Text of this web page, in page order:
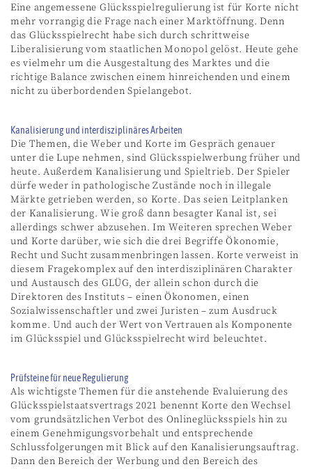
Eine angemessene Glücksspielregulierung ist für Korte nicht
mehr vorrangig die Frage nach einer Marktöffnung. Denn
das Glücksspielrecht habe sich durch schrittweise
Liberalisierung vom staatlichen Monopol gelöst. Heute gehe
es vielmehr um die Ausgestaltung des Marktes und die
richtige Balance zwischen einem hinreichenden und einem
nicht zu überbordenden Spielangebot.
Kanalisierung und interdisziplinäres Arbeiten
Die Themen, die Weber und Korte im Gespräch genauer
unter die Lupe nehmen, sind Glücksspielwerbung früher und
heute. Außerdem Kanalisierung und Spieltrieb. Der Spieler
dürfe weder in pathologische Zustände noch in illegale
Märkte getrieben werden, so Korte. Das seien Leitplanken
der Kanalisierung. Wie groß dann besagter Kanal ist, sei
allerdings schwer abzusehen. Im Weiteren sprechen Weber
und Korte darüber, wie sich die drei Begriffe Ökonomie,
Recht und Sucht zusammenbringen lassen. Korte verweist in
diesem Fragekomplex auf den interdisziplinären Charakter
und Austausch des GLÜG, der allein schon durch die
Direktoren des Instituts – einen Ökonomen, einen
Sozialwissenschaftler und zwei Juristen – zum Ausdruck
komme. Und auch der Wert von Vertrauen als Komponente
im Glücksspiel und Glücksspielrecht wird beleuchtet.
Prüfsteine für neue Regulierung
Als wichtigste Themen für die anstehende Evaluierung des
Glücksspielstaatsvertrags 2021 benennt Korte den Wechsel
vom grundsätzlichen Verbot des Onlineglücksspiels hin zu
einem Genehmigungsvorbehalt und entsprechende
Schlussfolgerungen mit Blick auf den Kanalisierungsauftrag.
Dann den Bereich der Werbung und den Bereich des